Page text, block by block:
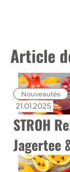
Article
Nouveautés
21.01.2025
STROH
Jagertee